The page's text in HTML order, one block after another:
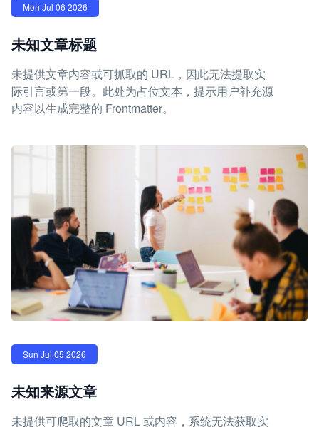
Mon Jul 06 2026
未知文章标题
未提供文章内容或可抓取的 URL，因此无法提取实
际引言或第一段。此处为占位文本，提示用户补充源
内容以生成完整的 Frontmatter。
Sun Jul 05 2026
未知来源文章
未提供可爬取的文章 URL 或内容，系统无法获取实